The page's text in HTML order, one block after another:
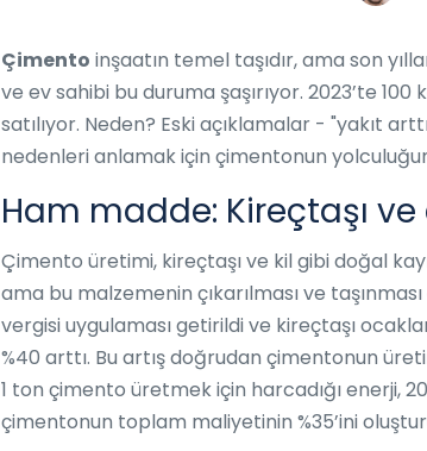
Çimento inşaatın temel taşıdır, ama son
ve ev sahibi bu duruma şaşırıyor. 2023’te
satılıyor. Neden? Eski açıklamalar - "yakıt
nedenleri anlamak için çimentonun
Ham madde: Kireçtaşı
Çimento üretimi, kireçtaşı ve kil gibi doğal
ama bu malzemenin çıkarılması ve
vergisi uygulaması getirildi ve kireçtaşı
%40 arttı. Bu artış doğrudan çimentonun
1 ton çimento üretmek için harcadığı enerji,
çimentonun toplam maliyetinin %35’ini